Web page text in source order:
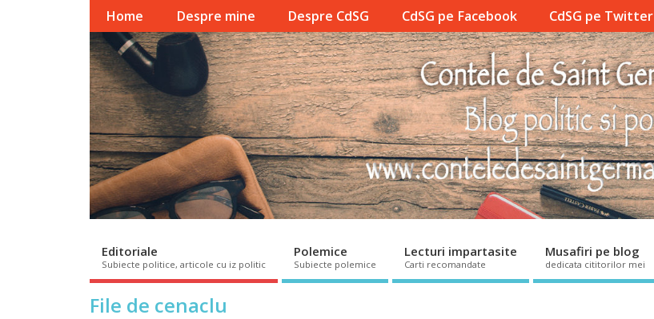
Home Despre mine Despre CdSG CdSG pe Facebook CdSG pe Twitter
Editoriale
Subiecte politice, articole cu iz politic
Polemice
Subiecte polemice
Lecturi impartasite
Carti recomandate
Musafiri pe blog
dedicata cititorilor mei
File de cenaclu